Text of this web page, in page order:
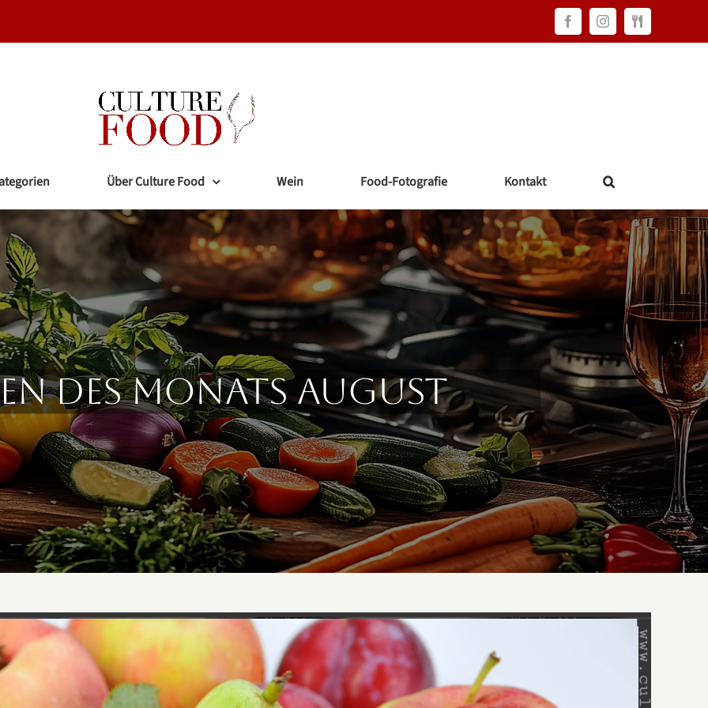
FacebookInstagramFAWC
Consulting
Über Culture Food Wein Food-Fotografie Kontakt
des Monats August